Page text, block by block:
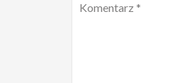
Komentarz *